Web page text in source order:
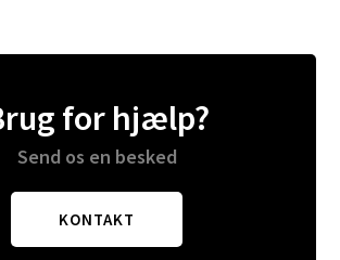
for hjælp?
Send os en besked
KONTAKT